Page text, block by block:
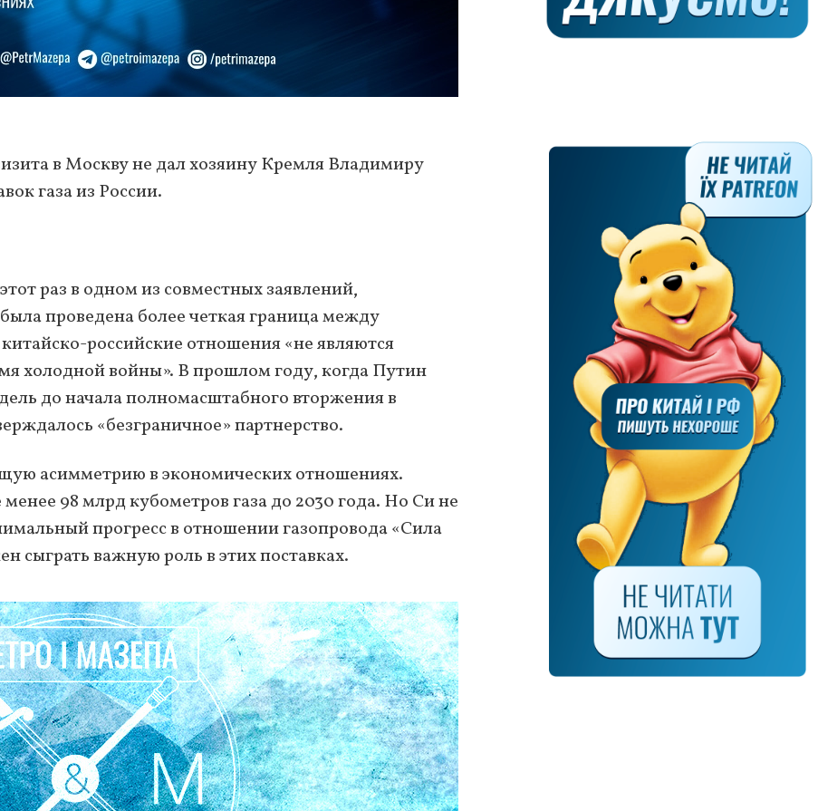
в Москву не дал хозяину Кремля Владимиру
газа из России.
раз в одном из совместных заявлений,
проведена более четкая граница между
российские отношения «не являются
холодной войны». В прошлом году, когда Путин
до начала полномасштабного вторжения в
«безграничное» партнерство.
асимметрию в экономических отношениях.
98 млрд кубометров газа до 2030 года. Но Си не
прогресс в отношении газопровода «Сила
важную роль в этих поставках.